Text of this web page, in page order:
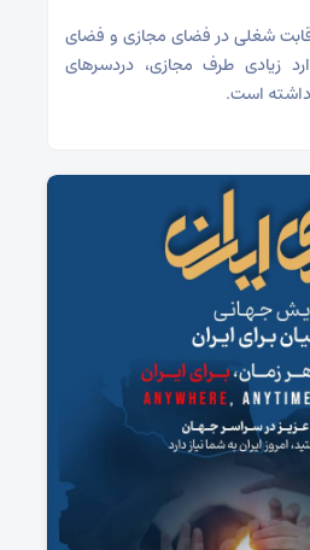
شغلی در فضای مجازی و فضای
زیادی طرف مجازی، دردسرهای
است.